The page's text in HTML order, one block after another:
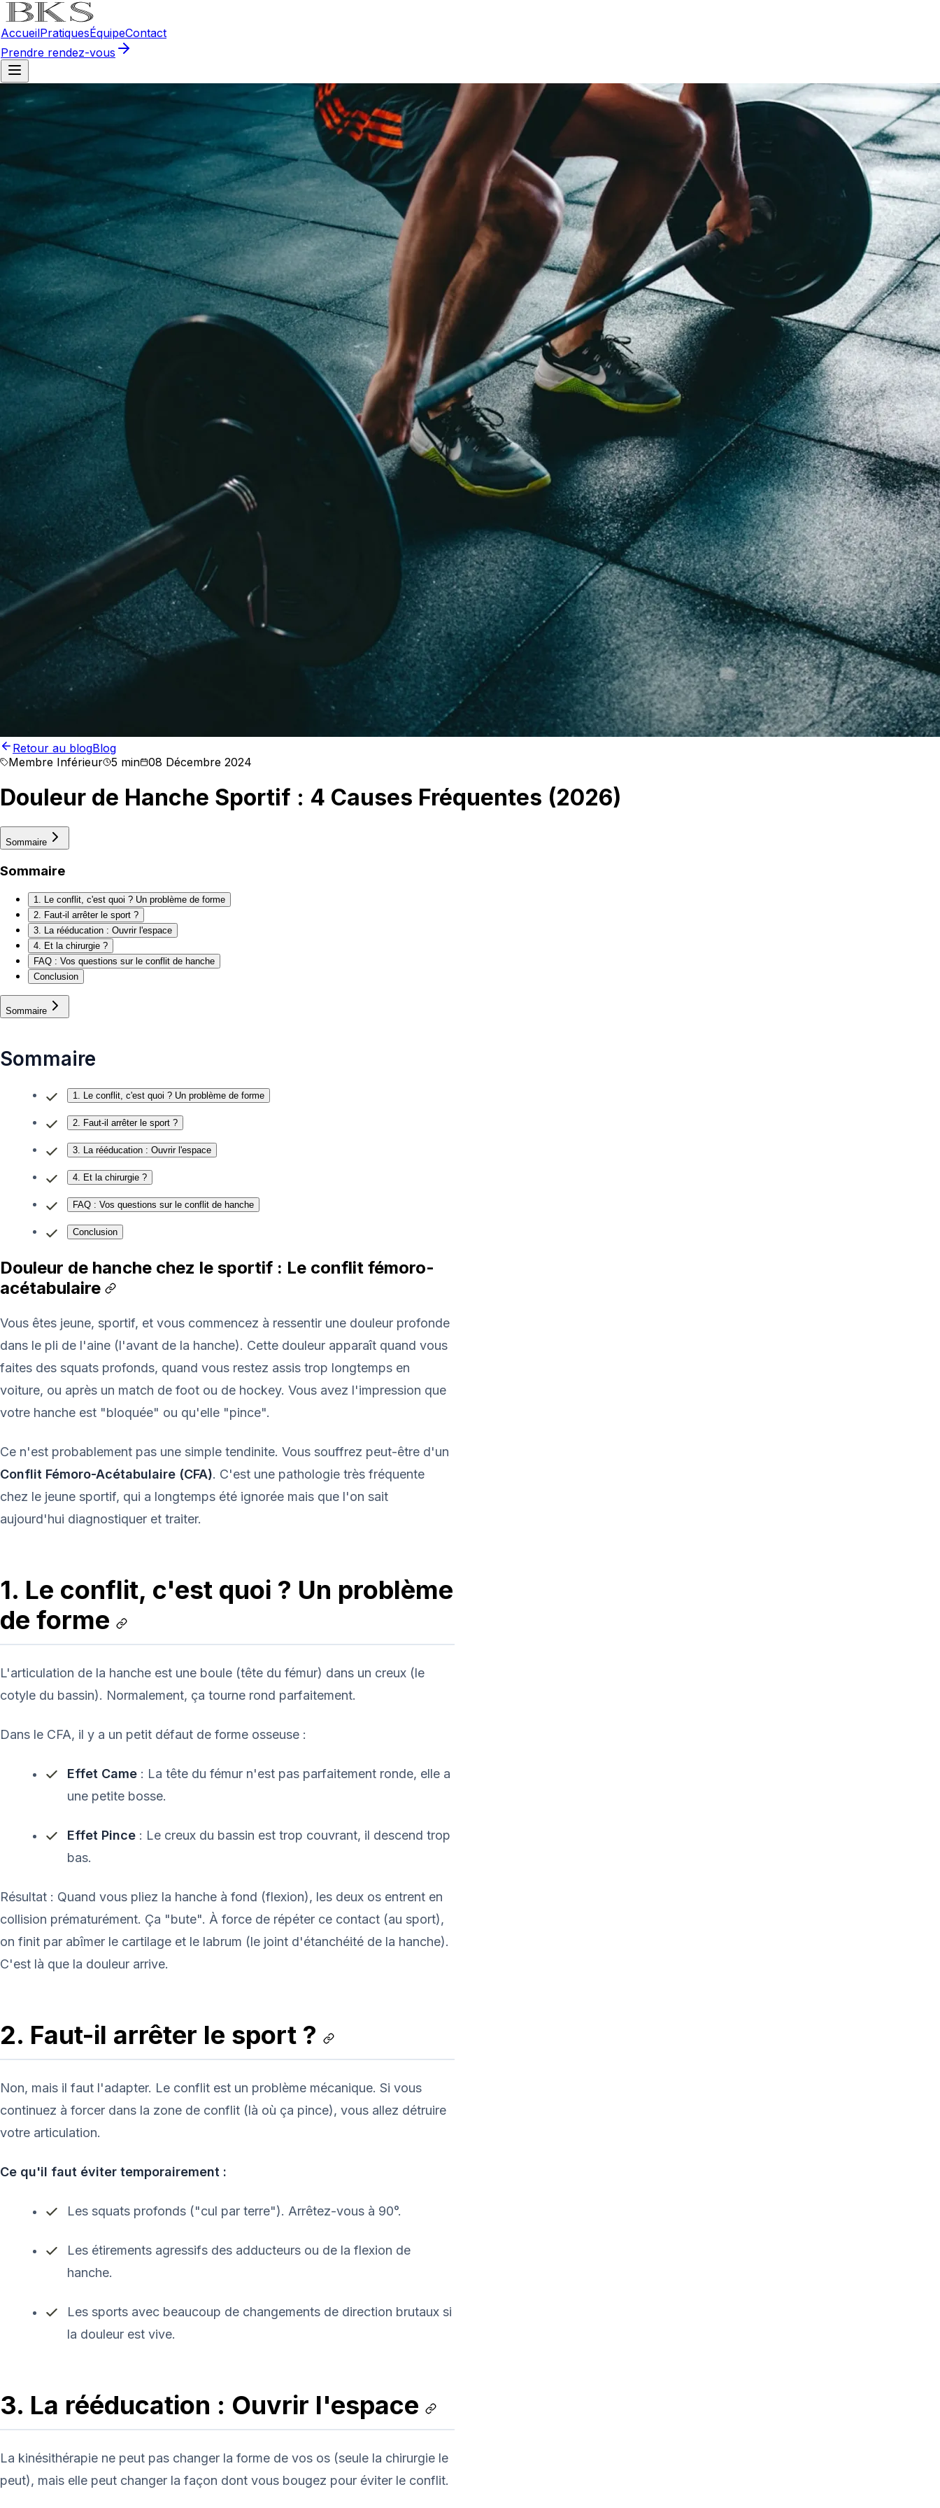
AccueilPratiquesÉquipeContact
Prendre rendez-vous
Retour au blogBlog
Membre Inférieur 5 min 08 Décembre 2024
Douleur de Hanche Sportif : 4 Causes Fréquentes (2026)
Sommaire
Sommaire
1. Le conflit, c'est quoi ? Un problème de forme
2. Faut-il arrêter le sport ?
3. La rééducation : Ouvrir l'espace
4. Et la chirurgie ?
FAQ : Vos questions sur le conflit de hanche
Conclusion
Sommaire
Sommaire
1. Le conflit, c'est quoi ? Un problème de forme
2. Faut-il arrêter le sport ?
3. La rééducation : Ouvrir l'espace
4. Et la chirurgie ?
FAQ : Vos questions sur le conflit de hanche
Conclusion
Douleur de hanche chez le sportif : Le conflit fémoro-
acétabulaire
Vous êtes jeune, sportif, et vous commencez à ressentir une douleur profonde
dans le pli de l'aine (l'avant de la hanche). Cette douleur apparaît quand vous
faites des squats profonds, quand vous restez assis trop longtemps en
voiture, ou après un match de foot ou de hockey. Vous avez l'impression que
votre hanche est "bloquée" ou qu'elle "pince".
Ce n'est probablement pas une simple tendinite. Vous souffrez peut-être d'un
Conflit Fémoro-Acétabulaire (CFA). C'est une pathologie très fréquente
chez le jeune sportif, qui a longtemps été ignorée mais que l'on sait
aujourd'hui diagnostiquer et traiter.
1. Le conflit, c'est quoi ? Un problème
de forme
L'articulation de la hanche est une boule (tête du fémur) dans un creux (le
cotyle du bassin). Normalement, ça tourne rond parfaitement.
Dans le CFA, il y a un petit défaut de forme osseuse :
Effet Came : La tête du fémur n'est pas parfaitement ronde, elle a
une petite bosse.
Effet Pince : Le creux du bassin est trop couvrant, il descend trop
bas.
Résultat : Quand vous pliez la hanche à fond (flexion), les deux os entrent en
collision prématurément. Ça "bute". À force de répéter ce contact (au sport),
on finit par abîmer le cartilage et le labrum (le joint d'étanchéité de la hanche).
C'est là que la douleur arrive.
2. Faut-il arrêter le sport ?
Non, mais il faut l'adapter. Le conflit est un problème mécanique. Si vous
continuez à forcer dans la zone de conflit (là où ça pince), vous allez détruire
votre articulation.
Ce qu'il faut éviter temporairement :
Les squats profonds ("cul par terre"). Arrêtez-vous à 90°.
Les étirements agressifs des adducteurs ou de la flexion de
hanche.
Les sports avec beaucoup de changements de direction brutaux si
la douleur est vive.
3. La rééducation : Ouvrir l'espace
La kinésithérapie ne peut pas changer la forme de vos os (seule la chirurgie le
peut), mais elle peut changer la façon dont vous bougez pour éviter le conflit.